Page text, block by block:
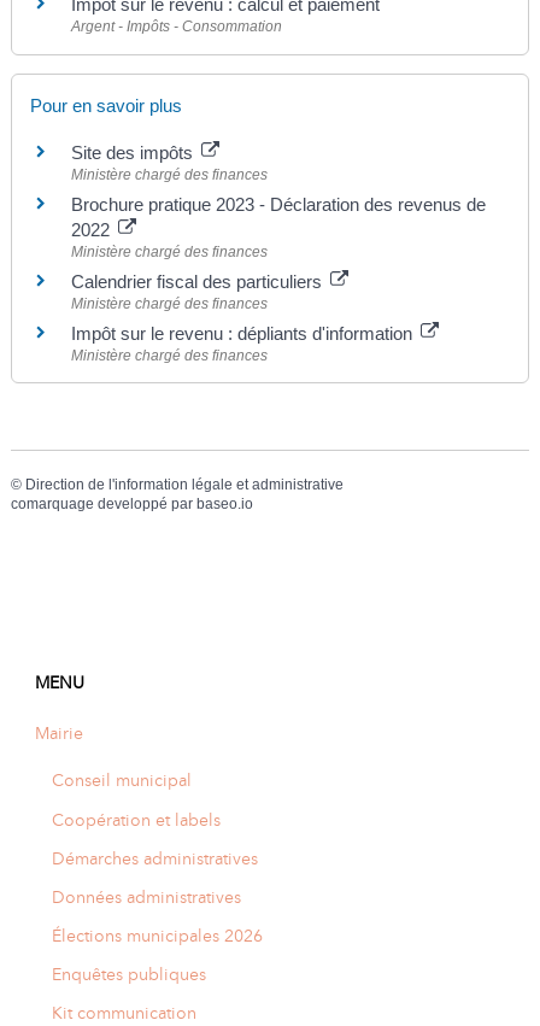
Impôt sur le revenu : calcul et paiement
Argent - Impôts - Consommation
Pour en savoir plus
Site des impôts
Ministère chargé des finances
Brochure pratique 2023 - Déclaration des revenus de
2022
Ministère chargé des finances
Calendrier fiscal des particuliers
Ministère chargé des finances
Impôt sur le revenu : dépliants d'information
Ministère chargé des finances
© Direction de l'information légale et administrative
comarquage developpé par baseo.io
MENU
Mairie
Conseil municipal
Coopération et labels
Démarches administratives
Données administratives
Élections municipales 2026
Enquêtes publiques
Kit communication